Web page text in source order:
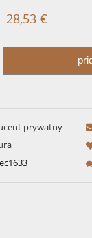
28,53 €
prywatny -